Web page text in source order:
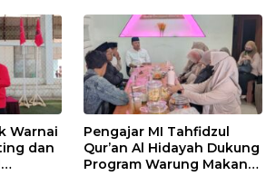
Warnai
dan
Pengajar MI Tahfidzul
Qur’an Al Hidayah Dukung
Program Warung Makan